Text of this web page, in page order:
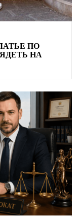
ПО
НА